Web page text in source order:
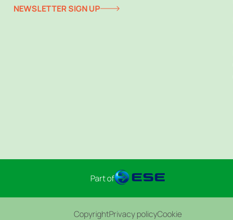
NEWSLETTER SIGN UP
Part of
CopyrightPrivacy policyCookie